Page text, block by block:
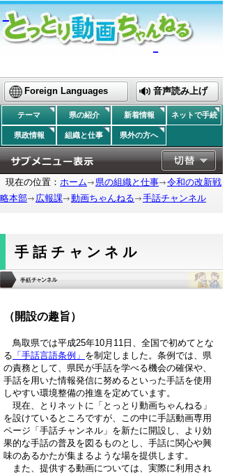
_
Foreign Languages 音声読み上げ
テーマ 県の紹介 新着情報 ネットで手続
県政情報 組織と仕事 県外の方へ
現在の位置： ホーム 県の組織と仕事
令和の改新戦
略本部
広報課 動画ちゃんねる 手話チャンネル
手話チャンネル
（開設の趣旨）
鳥取県では平成25年10月11日、全国で初めてとな
る 「手話言語条例」 を制定しました。条例では、県
の責務として、県民が手話を学べる機会の確保や、
手話を用いた情報発信に努めるといった手話を使用
しやすい環境整備の推進を定めています。
現在、とりネットに「とっとり動画ちゃんねる」
を設けているところですが、この中に手話動画専用
ページ「手話チャンネル」を新たに開設し、より効
果的な手話の普及を図るものとし、手話に関心や興
味のあるかたが集まるような場を提供します。
また、提供する動画については、実際に利用され